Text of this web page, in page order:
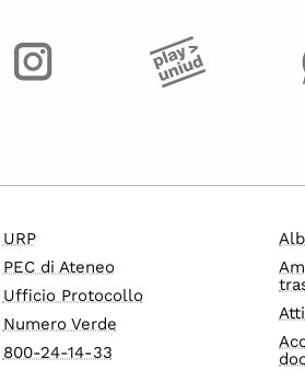
URP
PEC di Ateneo
Ufficio Protocollo
Numero Verde
800-24-14-33